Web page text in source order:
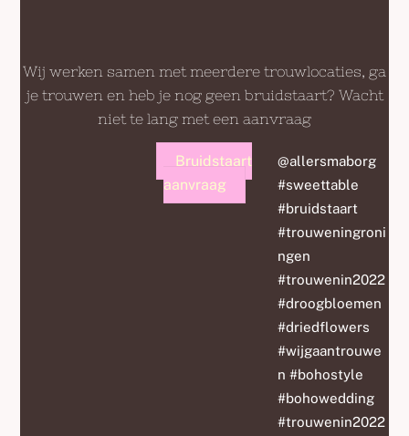
Wij werken samen met meerdere trouwlocaties, ga
je trouwen en heb je nog geen bruidstaart? Wacht
niet te lang met een aanvraag
Bruidstaart
aanvraag
@allersmaborg
#sweettable
#bruidstaart
#trouweningroni
ngen
#trouwenin2022
#droogbloemen
#driedflowers
#wijgaantrouwe
n #bohostyle
#bohowedding
#trouwenin2022